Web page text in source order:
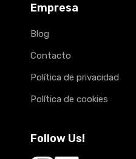
Empresa
Blog
Contacto
Política de privacidad
Política de cookies
Follow Us!